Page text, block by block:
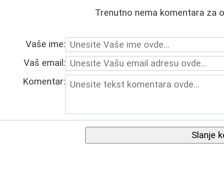
Trenutno nema komentara za
Vaše ime:
Vaš email:
Komentar:
Slanje